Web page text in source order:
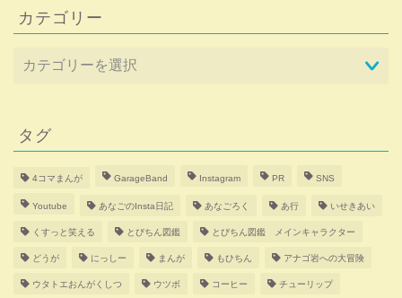
カテゴリー
タグ
4コマまんが GarageBand Instagram PR SNS
Youtube あなごのInsta日記 あなごろく あ行 いせきあい
くすっと笑える とびちん図鑑 とびちん図鑑 メインキャラクター
どうが にっしー まんが もひちん アナゴ岩への大冒険
ウタトエおんがくしつ ウツボ コーヒー チューリップ